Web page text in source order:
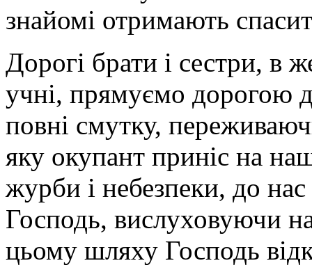
знайомі отримають
Дорогі брати і сестри, в
учні, прямуємо дорогою
повні смутку,
яку окупант приніс на
журби і небезпеки, до
Господь, вислуховуючи
цьому шляху Господь